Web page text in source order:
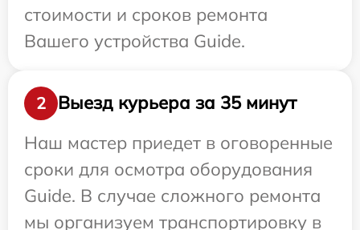
стоимости и сроков ремонта
Вашего устройства Guide.
2
Выезд курьера за 35 минут
Наш мастер приедет в оговоренные
сроки для осмотра оборудования
Guide. В случае сложного ремонта
мы организуем транспортировку в